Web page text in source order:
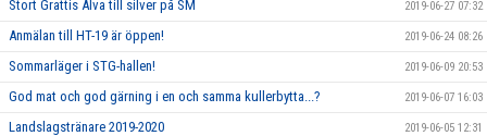
Stort Grattis Alva till silver på SM 2019-06-27 07:32
Anmälan till HT-19 är öppen! 2019-06-24 08:26
Sommarläger i STG-hallen! 2019-06-09 20:53
God mat och god gärning i en och samma kullerbytta...? 2019-06-07 16:03
Landslagstränare 2019-2020 2019-06-05 12:31